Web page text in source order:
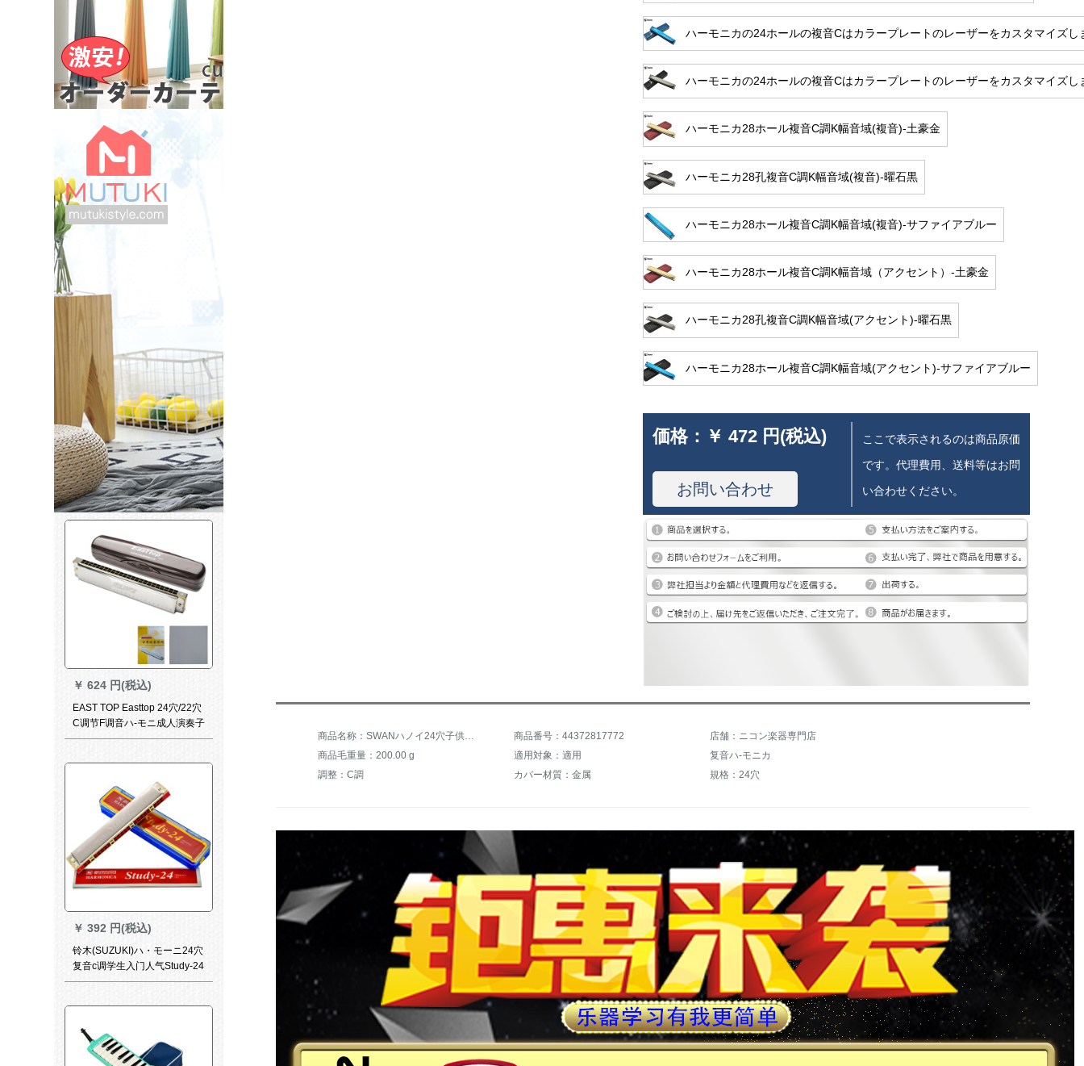
￥ 624 円(税込)
EAST TOP Easttop 24穴/22穴
C调节F调音ハ-モニ成人演奏子
供学生初学楽器ハ-モニ
￥ 392 円(税込)
铃木(SUZUKI)ハ・モーニ24穴
复音c调学生入门人气Study-24
成人自学演奏器
ハーモニカの24ホールの複音Cはカラープレートのレーザーをカスタマイズし
ハーモニカの24ホールの複音Cはカラープレートのレーザーをカスタマイズし
ハーモニカ28ホール複音C調K幅音域(複音)-土豪金
ハーモニカ28孔複音C調K幅音域(複音)-曜石黒
ハーモニカ28ホール複音C調K幅音域(複音)-サファイアブルー
ハーモニカ28ホール複音C調K幅音域（アクセント）-土豪金
ハーモニカ28孔複音C調K幅音域(アクセント)-曜石黒
ハーモニカ28ホール複音C調K幅音域(アクセント)-サファイアブルー
価格： ￥ 472 円(税込)
お問い合わせ
ここで表示されるのは商品原価
です。代理費用、送料等はお問
い合わせください。
商品名称：SWANハノイ24穴子供初心者大人プロレボリューションc調28穴10穴风琴ハ-モニ24穴复音C调定カラープレートレーザー-星影黒 商品番号：44372817772
店舗：ニコン楽器専門店
商品毛重量：200.00 g
適用対象：適用
复音ハ-モニカ
調整：C調
カバー材質：金属 規格：24穴